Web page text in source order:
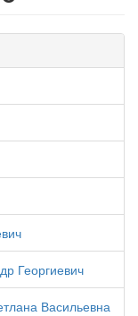
Георгиевич
Васильевна